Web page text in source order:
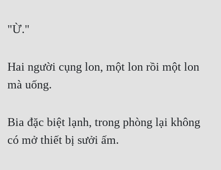
Ngự Thú
Truyện Nam
Vô Địch Lưu
"Ừ."
Hai người cụng lon, một lon rồi một lon
mà uống.
Bia đặc biệt lạnh, trong phòng lại không
có mở thiết bị sưởi ấm.